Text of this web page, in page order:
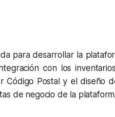
para desarrollar la
con los
Código Postal y el diseño
de negocio de la